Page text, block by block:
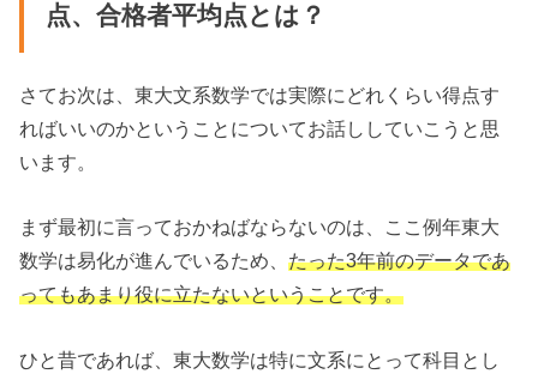
点、合格者平均点とは？
さてお次は、東大文系数学では実際にどれくらい得点す
ればいいのかということについてお話ししていこうと思
います。
まず最初に言っておかねばならないのは、ここ例年東大
数学は易化が進んでいるため、たった3年前のデータであ
ってもあまり役に立たないということです。
ひと昔であれば、東大数学は特に文系にとって科目とし